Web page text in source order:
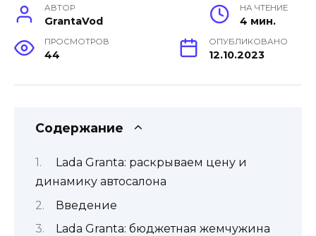
АВТОР
GrantaVod
НА ЧТЕНИЕ
4 мин.
ПРОСМОТРОВ
44
ОПУБЛИКОВАНО
12.10.2023
Содержание
Lada Granta: раскрываем цену и
динамику автосалона
Введение
Lada Granta: бюджетная жемчужина